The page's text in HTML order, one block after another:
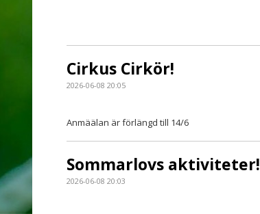
Cirkus Cirkör!
2026-06-08 20:05
Anmäälan är förlängd till 14/6
Sommarlovs aktiviteter!
2026-06-08 20:03